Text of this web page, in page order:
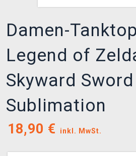
Damen-
Legend of
Skyward Sword
Sublimation
18,90 € inkl. MwSt.